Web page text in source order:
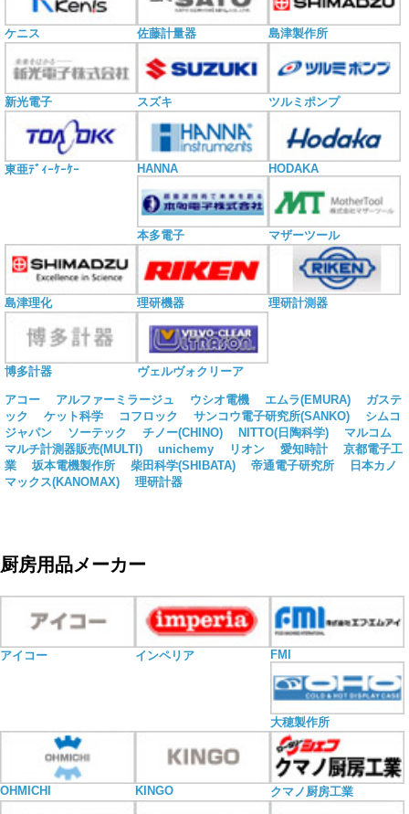
ケニス 佐藤計量器 島津製作所
新光電子 スズキ ツルミポンプ
東亜ﾃﾞｨｰｹｰｹｰ HANNA HODAKA
本多電子 マザーツール
島津理化 理研機器 理研計測器
博多計器 ヴェルヴォクリーア
アコー アルファーミラージュ ウシオ電機 エムラ(EMURA)
ガステ
ック
ケット科学 コフロック サンコウ電子研究所(SANKO)
シムコ
ジャパン
ソーテック チノー(CHINO) NITTO(日陶科学)
マルコム
マルチ計測器販売(MULTI)
unichemy リオン 愛知時計
京都電子工
業
坂本電機製作所 柴田科学(SHIBATA) 帝通電子研究所
日本カノ
マックス(KANOMAX)
理研計器
厨房用品メーカー
アイコー インペリア FMI
大穂製作所
OHMICHI KINGO クマノ厨房工業